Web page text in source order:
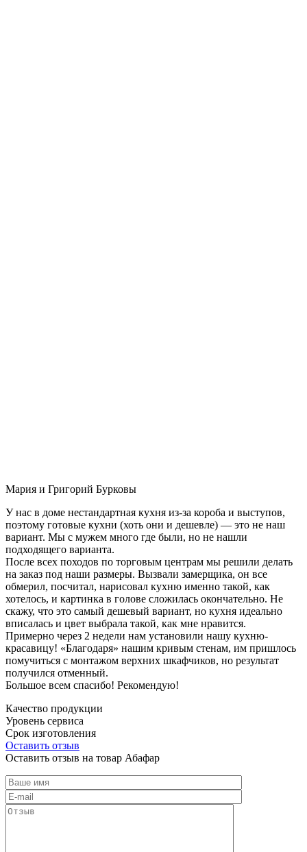
Мария и Григорий Бурковы
У нас в доме нестандартная кухня из-за короба и выступов,
поэтому готовые кухни (хоть они и дешевле) — это не наш
вариант. Мы с мужем много где были, но не нашли
подходящего варианта.
После всех походов по торговым центрам мы решили делать
на заказ под наши размеры. Вызвали замерщика, он все
обмерил, посчитал, нарисовал кухню именно такой, как
хотелось, и картинка в голове сложилась окончательно. Не
скажу, что это самый дешевый вариант, но кухня идеально
вписалась и цвет выбрала такой, как мне нравится.
Примерно через 2 недели нам установили нашу кухню-
красавицу! «Благодаря» нашим кривым стенам, им пришлось
помучиться с монтажом верхних шкафчиков, но результат
получился отменный.
Большое всем спасибо! Рекомендую!
Качество продукции
Уровень сервиса
Срок изготовления
Оставить отзыв
Оставить отзыв на товар Абафар